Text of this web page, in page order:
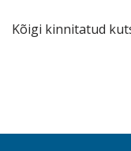
Kõigi kinnitatud